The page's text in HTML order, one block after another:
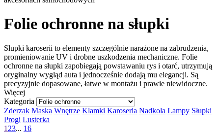
Folie ochronne na słupki
Słupki karoserii to elementy szczególnie narażone na zabrudzenia,
promieniowanie UV i drobne uszkodzenia mechaniczne. Folie
ochronne na słupki zapobiegają powstawaniu rys i otarć, utrzymują
oryginalny wygląd auta i jednocześnie dodają mu elegancji. Są
precyzyjnie dopasowane, łatwe w montażu i prawie niewidoczne.
Więcej
Kategoria
Zderzak Maska Wnętrze Klamki Karoseria Nadkola Lampy Słupki
Progi Lusterka
1 23... 16